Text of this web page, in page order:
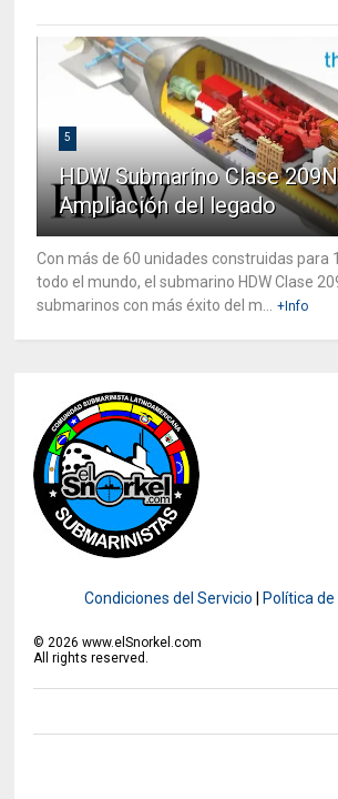
5
HDW Submarino Clase
Ampliación del legado
Con más de 60 unidades construidas para
todo el mundo, el submarino HDW Clase
submarinos con más éxito del m...
+Info
Condiciones del Servicio Política
© 2026 www.elSnorkel.com
All rights reserved.